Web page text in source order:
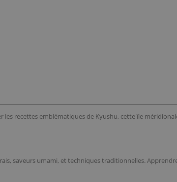
recettes emblématiques de Kyushu, cette île
saveurs umami, et techniques traditionnelles.